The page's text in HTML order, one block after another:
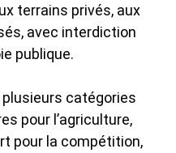
terrains privés, aux
avec interdiction
publique.
catégories
pour l’agriculture,
pour la compétition,